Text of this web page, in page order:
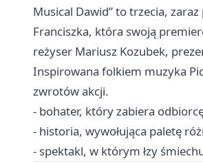
Musical Dawid” to trzecia,
Franciszka, która swoją
reżyser Mariusz Kozubek,
Inspirowana folkiem muzyka
zwrotów akcji.
- bohater, który zabiera
- historia, wywołująca paletę
- spektakl, w którym łzy